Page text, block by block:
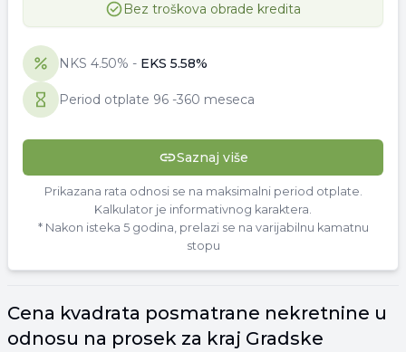
Bez troškova obrade kredita
NKS 4.50% - EKS 5.58%
Period otplate 96 -360 meseca
Saznaj više
Prikazana rata odnosi se na maksimalni period otplate.
Kalkulator je informativnog karaktera.
* Nakon isteka 5 godina, prelazi se na varijabilnu kamatnu
stopu
Cena kvadrata posmatrane nekretnine u
odnosu na prosek za kraj Gradske